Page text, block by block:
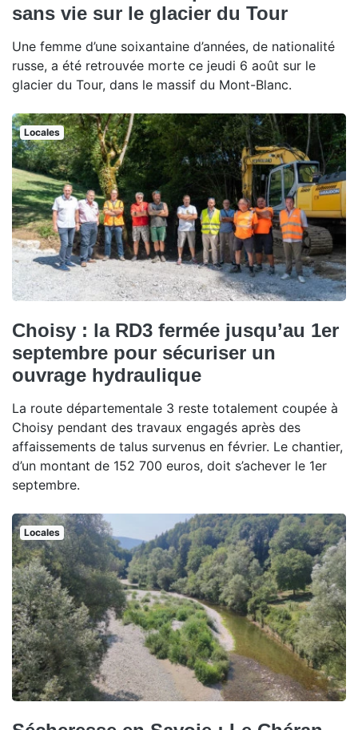
sans vie sur le glacier du Tour
Une femme d’une soixantaine d’années, de nationalité
russe, a été retrouvée morte ce jeudi 6 août sur le
glacier du Tour, dans le massif du Mont-Blanc.
Locales
Choisy : la RD3 fermée jusqu’au 1er
septembre pour sécuriser un
ouvrage hydraulique
La route départementale 3 reste totalement coupée à
Choisy pendant des travaux engagés après des
affaissements de talus survenus en février. Le chantier,
d’un montant de 152 700 euros, doit s’achever le 1er
septembre.
Locales